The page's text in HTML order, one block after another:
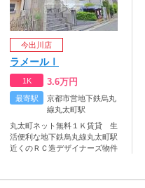
今出川店
ラメールⅠ
1K 3.6万円
最寄駅
京都市営地下鉄烏丸
線丸太町駅
丸太町ネット無料１Ｋ賃貸 生
活便利な地下鉄烏丸線丸太町駅
近くのＲＣ造デザイナーズ物件